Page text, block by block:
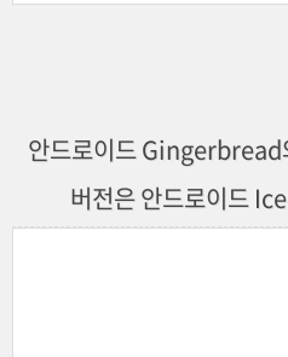
안드로이드
버전은 안드로이드